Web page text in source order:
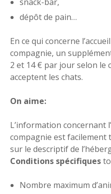
dépôt de pain…
En ce qui concerne
compagnie, un
2 et 14 € par jour selon le
acceptent les chats.
On aime:
L’information concernant
compagnie est facilement
sur le descriptif de
Conditions spécifiques
Nombre maximum